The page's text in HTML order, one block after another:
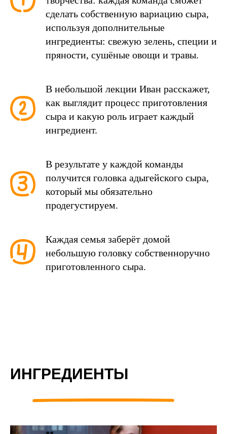
сделать собственную вариацию сыра,
используя дополнительные
ингредиенты: свежую зелень, специи и
пряности, сушёные овощи и травы.
В небольшой лекции Иван расскажет,
как выглядит процесс приготовления
сыра и какую роль играет каждый
ингредиент.
В результате у каждой команды
получится головка адыгейского сыра,
который мы обязательно
продегустируем.
Каждая семья заберёт домой
небольшую головку собственноручно
приготовленного сыра.
ИНГРЕДИЕНТЫ